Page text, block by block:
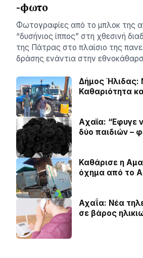
-φωτο
Φωτογραφίες από το μπλοκ της
“δυσήνιος ίππος” στη χθεσινή
της Πάτρας στο πλαίσιο της
δράσης ενάντια στην
Δήμος Ήλιδας:
Καθαριότητα
Aχαϊα: “Εφυγε
δύο παιδιών –
Καθάρισε η
όχημα από το
Αχαΐα: Νέα
σε βάρος